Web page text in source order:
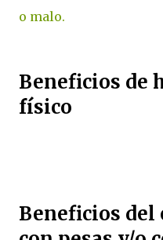
o malo.
Beneficios de
físico
Beneficios